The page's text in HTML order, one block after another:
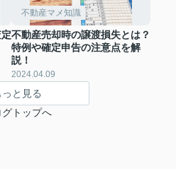
不動産マメ知識
不動産売却時の譲渡損失とは？
特例や確定申告の注意点を解
説！
2024.04.09
っと見る
グトップへ